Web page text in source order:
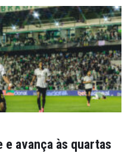
avança às quartas